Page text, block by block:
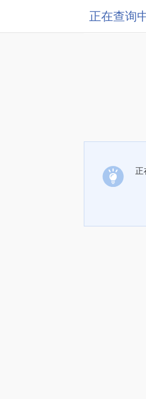
正在查询
正